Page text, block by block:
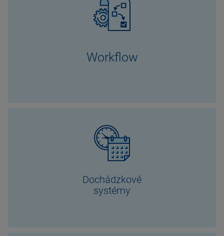
Workflow
Dochádzkové
systémy